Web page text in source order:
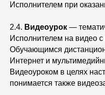
Исполнителем при
2.4. Видеоурок —
Исполнителем на видео с
Обучающимся
Интернет и
Видеоуроком в целях
понимается также